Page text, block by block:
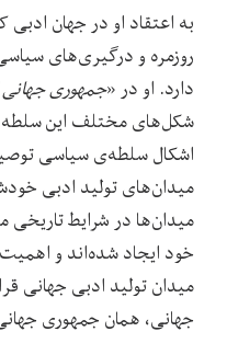
به اعتقاد او در جهان
روزمره و درگیری‌‌های
دارد. او در «جمهوری جهانی
شکل‌‌های مختلف این سلطه
اشکال سلطه‌‌ی سیاسی
میدان‌‌های تولید ادبی
میدان‌‌ها در شرایط تاریخی
خود ایجاد شده‌‌اند و
میدان تولید ادبی جهانی
جهانی، همان جمهوری